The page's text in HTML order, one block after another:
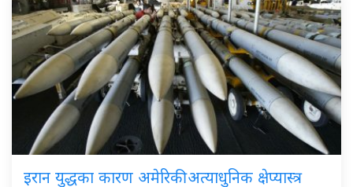
इरान युद्धका कारण अमेरिकी अत्याधुनिक क्षेप्यास्त्र